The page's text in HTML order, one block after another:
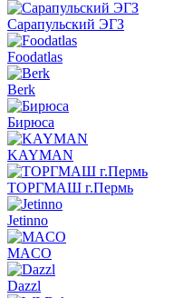
Сарапульский ЭГЗ
Foodatlas
Berk
Бирюса
KAYMAN
ТОРГМАШ г.Пермь
Jetinno
MACO
Dazzl